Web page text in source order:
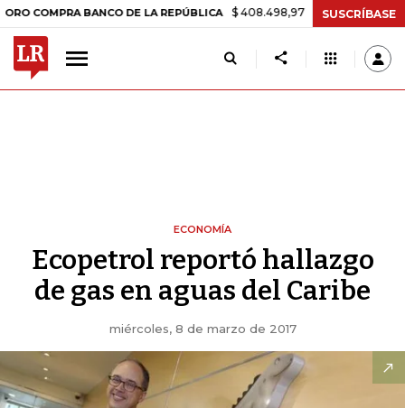
BANCO DE LA REPÚBLICA $ 408.498,97 +$ 8.753,81 +2,19%
SUSCRÍBASE
ECONOMÍA
Ecopetrol reportó hallazgo
de gas en aguas del Caribe
miércoles, 8 de marzo de 2017